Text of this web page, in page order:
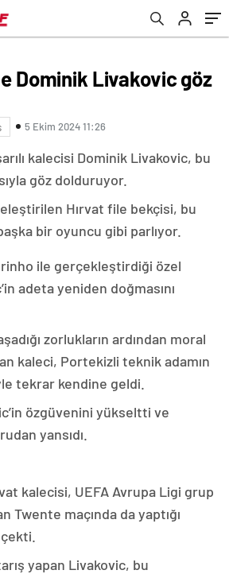
Dominik Livakovic göz
5 Ekim 2024 11:26
kalecisi Dominik Livakovic, bu
göz dolduruyor.
eleştirilen Hırvat file bekçisi, bu
bir oyuncu gibi parlıyor.
ile gerçekleştirdiği özel
adeta yeniden doğmasını
zorlukların ardından moral
kaleci, Portekizli teknik adamın
tekrar kendine geldi.
özgüvenini yükseltti ve
yansıdı.
kalecisi, UEFA Avrupa Ligi grup
Twente maçında da yaptığı
yapan Livakovic, bu